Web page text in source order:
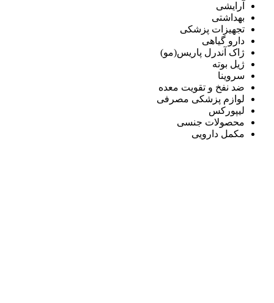
آرایشی
بهداشتی
تجهیزات پزشکی
دارو گیاهی
ژاک آندرل پاریس(مو)
ژیل بوته
سروینا
ضد نفخ و تقویت معده
لوازم پزشکی مصرفی
لیپورکس
محصولات جنسی
مکمل دارویی